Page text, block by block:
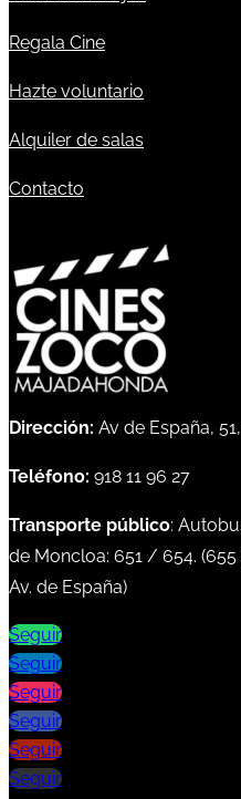
Regala Cine
Hazte voluntario
Alquiler de salas
Contacto
Dirección: Av de España,
Teléfono: 918 11 96 27
Transporte público:
de Moncloa: 651 / 654. (655
Av. de España)
Seguir
Seguir
Seguir
Seguir
Seguir
Seguir